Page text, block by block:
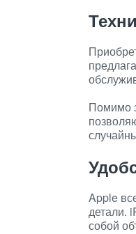
Помимо
Apple
детали.
собой